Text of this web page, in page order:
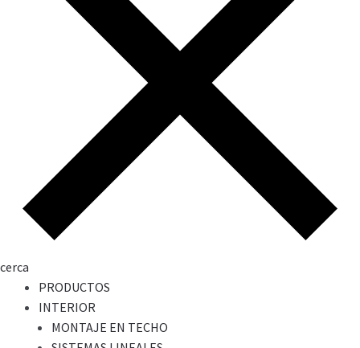
cerca
PRODUCTOS
INTERIOR
MONTAJE EN TECHO